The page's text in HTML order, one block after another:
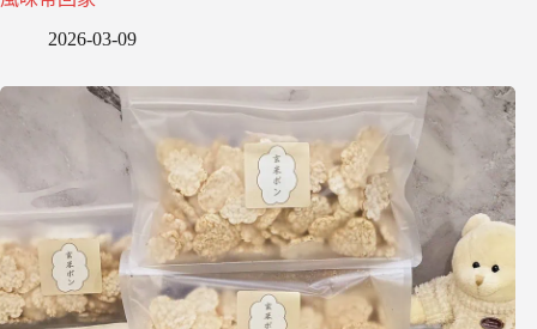
2026-03-09